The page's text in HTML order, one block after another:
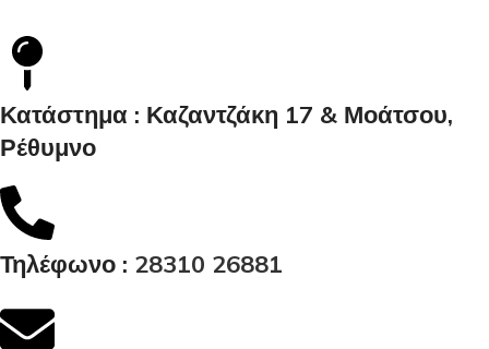
Κατάστημα : Καζαντζάκη 17 & Μοάτσου,
Ρέθυμνο
Τηλέφωνο : 28310 26881